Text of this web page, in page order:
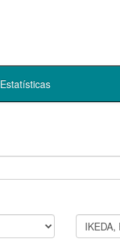
Estatísticas